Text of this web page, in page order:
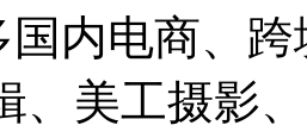
国内电商、
、美工摄影